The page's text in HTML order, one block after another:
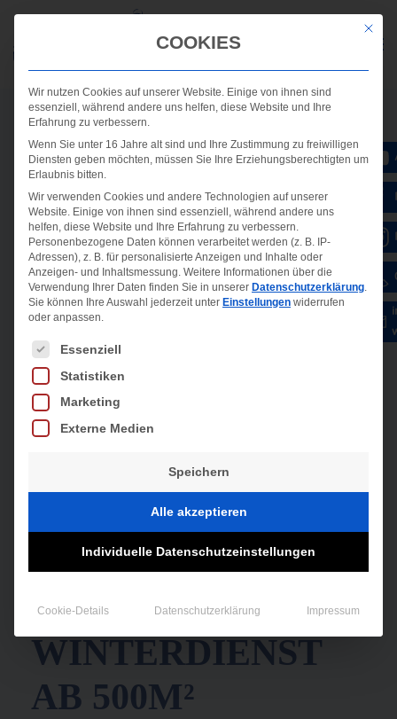
WINTERDIENST
AB 500M²
Mit
COOKIES
Wir nutzen Cookies auf unserer Website. Einige von ihnen sind
essenziell, während andere uns helfen, diese Website und Ihre
Erfahrung zu verbessern.
Wenn Sie unter 16 Jahre alt sind und Ihre Zustimmung zu freiwilligen
Diensten geben möchten, müssen Sie Ihre Erziehungsberechtigten um
Erlaubnis bitten.
Wir verwenden Cookies und andere Technologien auf unserer
Website. Einige von ihnen sind essenziell, während andere uns
helfen, diese Website und Ihre Erfahrung zu verbessern.
Personenbezogene Daten können verarbeitet werden (z. B. IP-
Adressen), z. B. für personalisierte Anzeigen und Inhalte oder
Anzeigen- und Inhaltsmessung. Weitere Informationen über die
Verwendung Ihrer Daten finden Sie in unserer Datenschutzerklärung.
Sie können Ihre Auswahl jederzeit unter Einstellungen widerrufen
oder anpassen.
Es folgt eine Liste der Service-Gruppen, für die
Essenziell
Statistiken
Marketing
Externe Medien
Speichern
Alle akzeptieren
Individuelle Datenschutzeinstellungen
Cookie-Details Datenschutzerklärung Impressum